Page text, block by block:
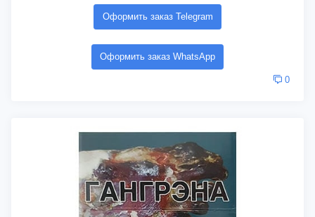
Оформить заказ Telegram
Оформить заказ WhatsApp
0